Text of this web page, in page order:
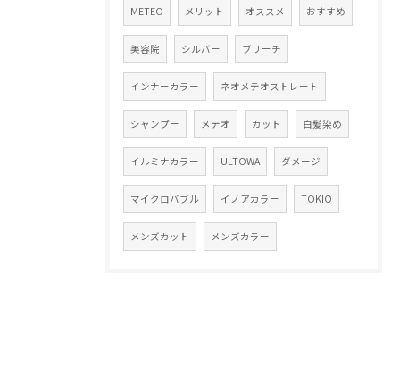
METEO メリット オススメ おすすめ
美容院 シルバー ブリーチ
インナーカラー ネオメテオストレート
シャンプー メテオ カット 白髪染め
イルミナカラー ULTOWA ダメージ
マイクロバブル イノアカラー TOKIO
メンズカット メンズカラー